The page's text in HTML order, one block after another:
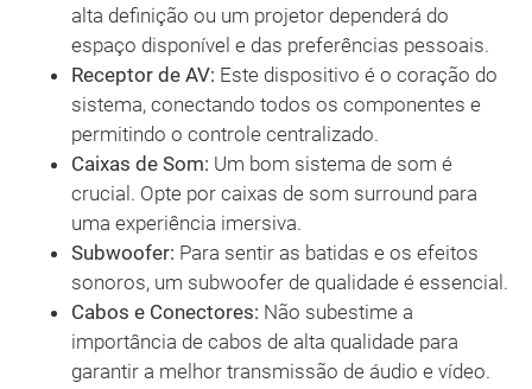
alta definição ou um projetor dependerá do
espaço disponível e das preferências pessoais.
Receptor de AV: Este dispositivo é o coração do
sistema, conectando todos os componentes e
permitindo o controle centralizado.
Caixas de Som: Um bom sistema de som é
crucial. Opte por caixas de som surround para
uma experiência imersiva.
Subwoofer: Para sentir as batidas e os efeitos
sonoros, um subwoofer de qualidade é essencial.
Cabos e Conectores: Não subestime a
importância de cabos de alta qualidade para
garantir a melhor transmissão de áudio e vídeo.